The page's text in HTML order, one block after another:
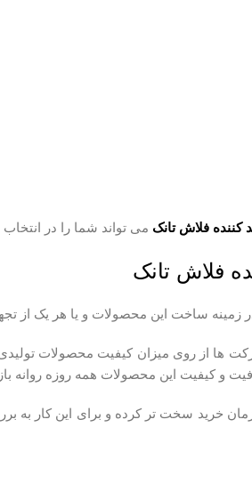
کننده فلاش تانک می تواند شما را در
فلاش تانک
زمینه ساخت این محصولات و یا هر یک از
ها از روی میزان کیفیت محصولات
و کیفیت این محصولات همه روزه روانه
زمان خرید سخت تر کرده و برای این کار